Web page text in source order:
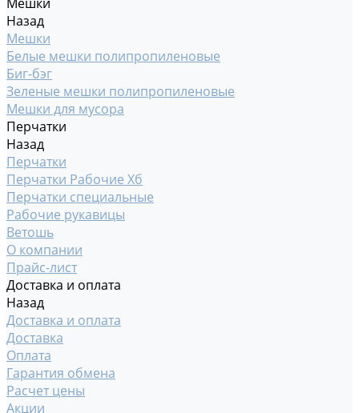
Назад
Мешки
Белые мешки полипропиленовые
Биг-бэг
Зеленые мешки полипропиленовые
Мешки для мусора
Перчатки
Назад
Перчатки
Перчатки Рабочие Хб
Перчатки специальные
Рабочие рукавицы
Ветошь
О компании
Прайс-лист
Доставка и оплата
Назад
Доставка и оплата
Доставка
Оплата
Гарантия обмена
Расчет цены
Акции